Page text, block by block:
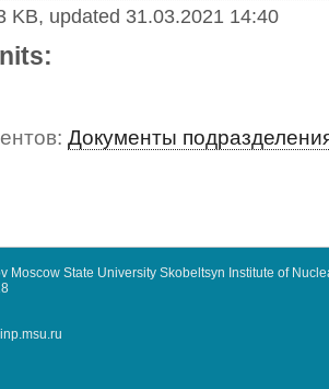
KB, updated 31.03.2021 14:40
Документы
Moscow State University Skobeltsyn Institute of